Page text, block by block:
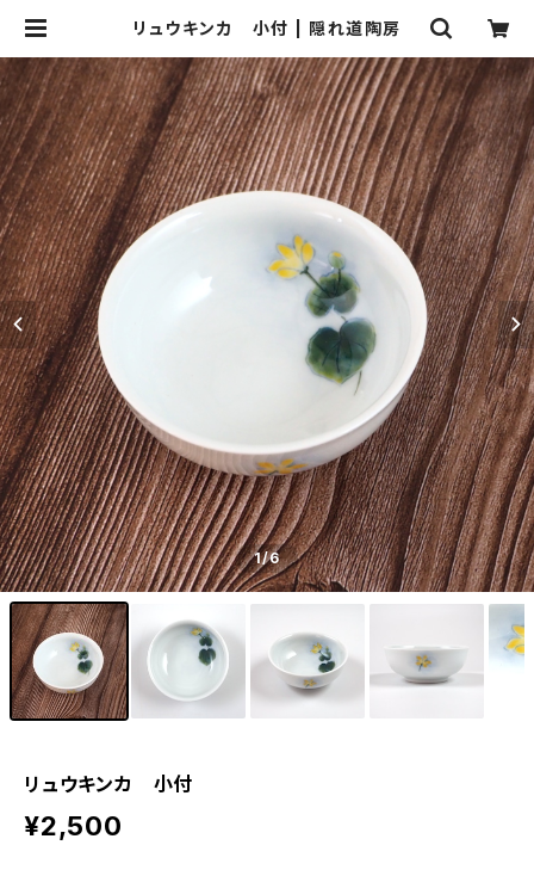
リュウキンカ 小付 | 隠れ道陶房
1/6
リュウキンカ 小付
¥2,500